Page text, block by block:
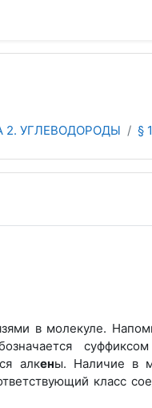
2. УГЛЕВОДОРОДЫ §
в молекуле.
алкены. Наличие в
класс